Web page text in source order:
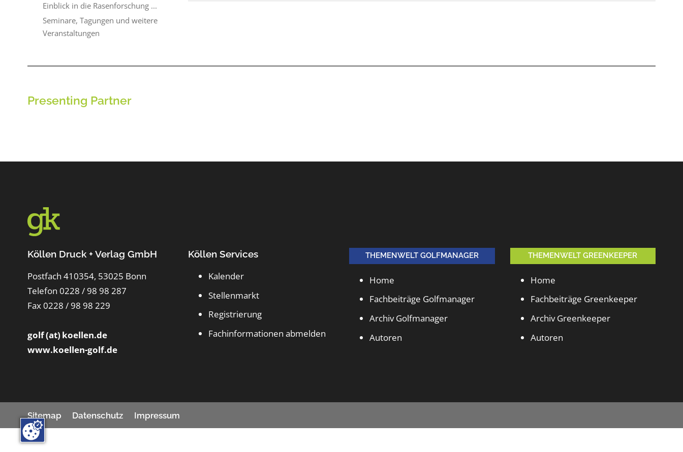
Einblick in die Rasenforschung ...
Seminare, Tagungen und weitere
Veranstaltungen
Presenting Partner
Köllen Druck + Verlag GmbH
Postfach 410354, 53025 Bonn
Telefon 0228 / 98 98 287
Fax 0228 / 98 98 229
golf (at) koellen.de
www.koellen-golf.de
Köllen Services
Kalender
Stellenmarkt
Registrierung
Fachinformationen abmelden
THEMENWELT GOLFMANAGER
Home
Fachbeiträge Golfmanager
Archiv Golfmanager
Autoren
THEMENWELT GREENKEEPER
Home
Fachbeiträge Greenkeeper
Archiv Greenkeeper
Autoren
Sitemap Datenschutz Impressum